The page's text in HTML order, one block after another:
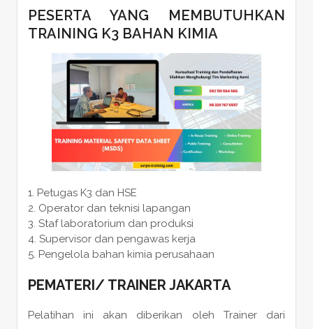
PESERTA YANG MEMBUTUHKAN
TRAINING K3 BAHAN KIMIA
Petugas K3 dan HSE
Operator dan teknisi lapangan
Staf laboratorium dan produksi
Supervisor dan pengawas kerja
Pengelola bahan kimia perusahaan
PEMATERI/ TRAINER JAKARTA
Pelatihan ini akan diberikan oleh Trainer dari